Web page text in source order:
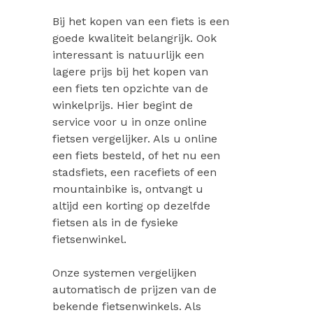
Bij het kopen van een fiets is een
goede kwaliteit belangrijk. Ook
interessant is natuurlijk een
lagere prijs bij het kopen van
een fiets ten opzichte van de
winkelprijs. Hier begint de
service voor u in onze online
fietsen vergelijker. Als u online
een fiets besteld, of het nu een
stadsfiets, een racefiets of een
mountainbike is, ontvangt u
altijd een korting op dezelfde
fietsen als in de fysieke
fietsenwinkel.
Onze systemen vergelijken
automatisch de prijzen van de
bekende fietsenwinkels. Als